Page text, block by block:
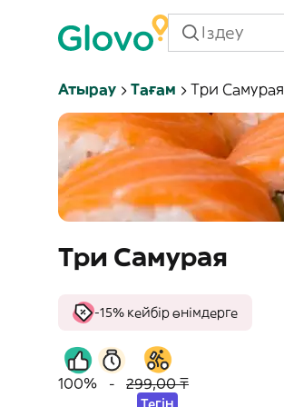
Атырау Тағам Три Самурая
Три Самурая
-15% кейбір өнімдерге
100% - 299,00 ₸
Тегін